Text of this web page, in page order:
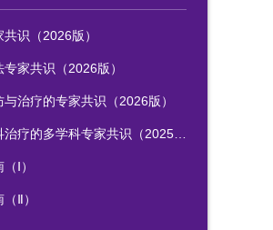
识（2026版）
家共识（2026版）
治疗的专家共识（2026版）
的多学科专家共识（2025版）
Ⅰ）
Ⅱ）